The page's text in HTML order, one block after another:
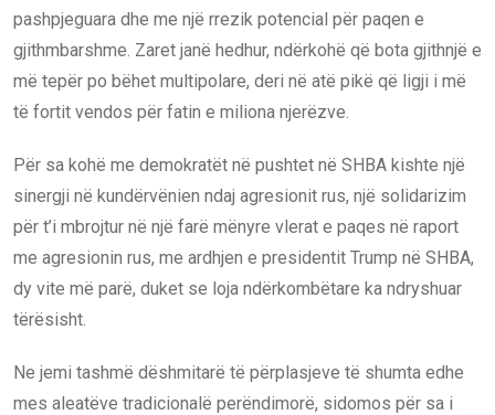
pashpjeguara dhe me një rrezik potencial për paqen e
gjithmbarshme. Zaret janë hedhur, ndërkohë që bota gjithnjë e
më tepër po bëhet multipolare, deri në atë pikë që ligji i më
të fortit vendos për fatin e miliona njerëzve.
Për sa kohë me demokratët në pushtet në SHBA kishte një
sinergji në kundërvënien ndaj agresionit rus, një solidarizim
për t’i mbrojtur në një farë mënyre vlerat e paqes në raport
me agresionin rus, me ardhjen e presidentit Trump në SHBA,
dy vite më parë, duket se loja ndërkombëtare ka ndryshuar
tërësisht.
Ne jemi tashmë dëshmitarë të përplasjeve të shumta edhe
mes aleatëve tradicionalë perëndimorë, sidomos për sa i